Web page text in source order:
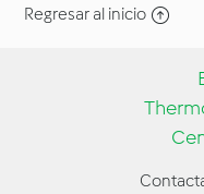
Regresar al inicio